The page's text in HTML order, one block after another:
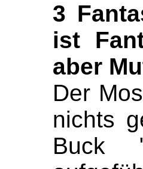
3
ist
aber
Der
nichts
Buck